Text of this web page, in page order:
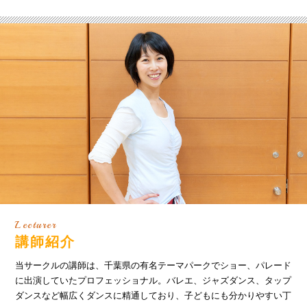
Lecturer
講師紹介
当サークルの講師は、千葉県の有名テーマパークでショー、パレード
に出演していたプロフェッショナル。バレエ、ジャズダンス、タップ
ダンスなど幅広くダンスに精通しており、子どもにも分かりやすい丁